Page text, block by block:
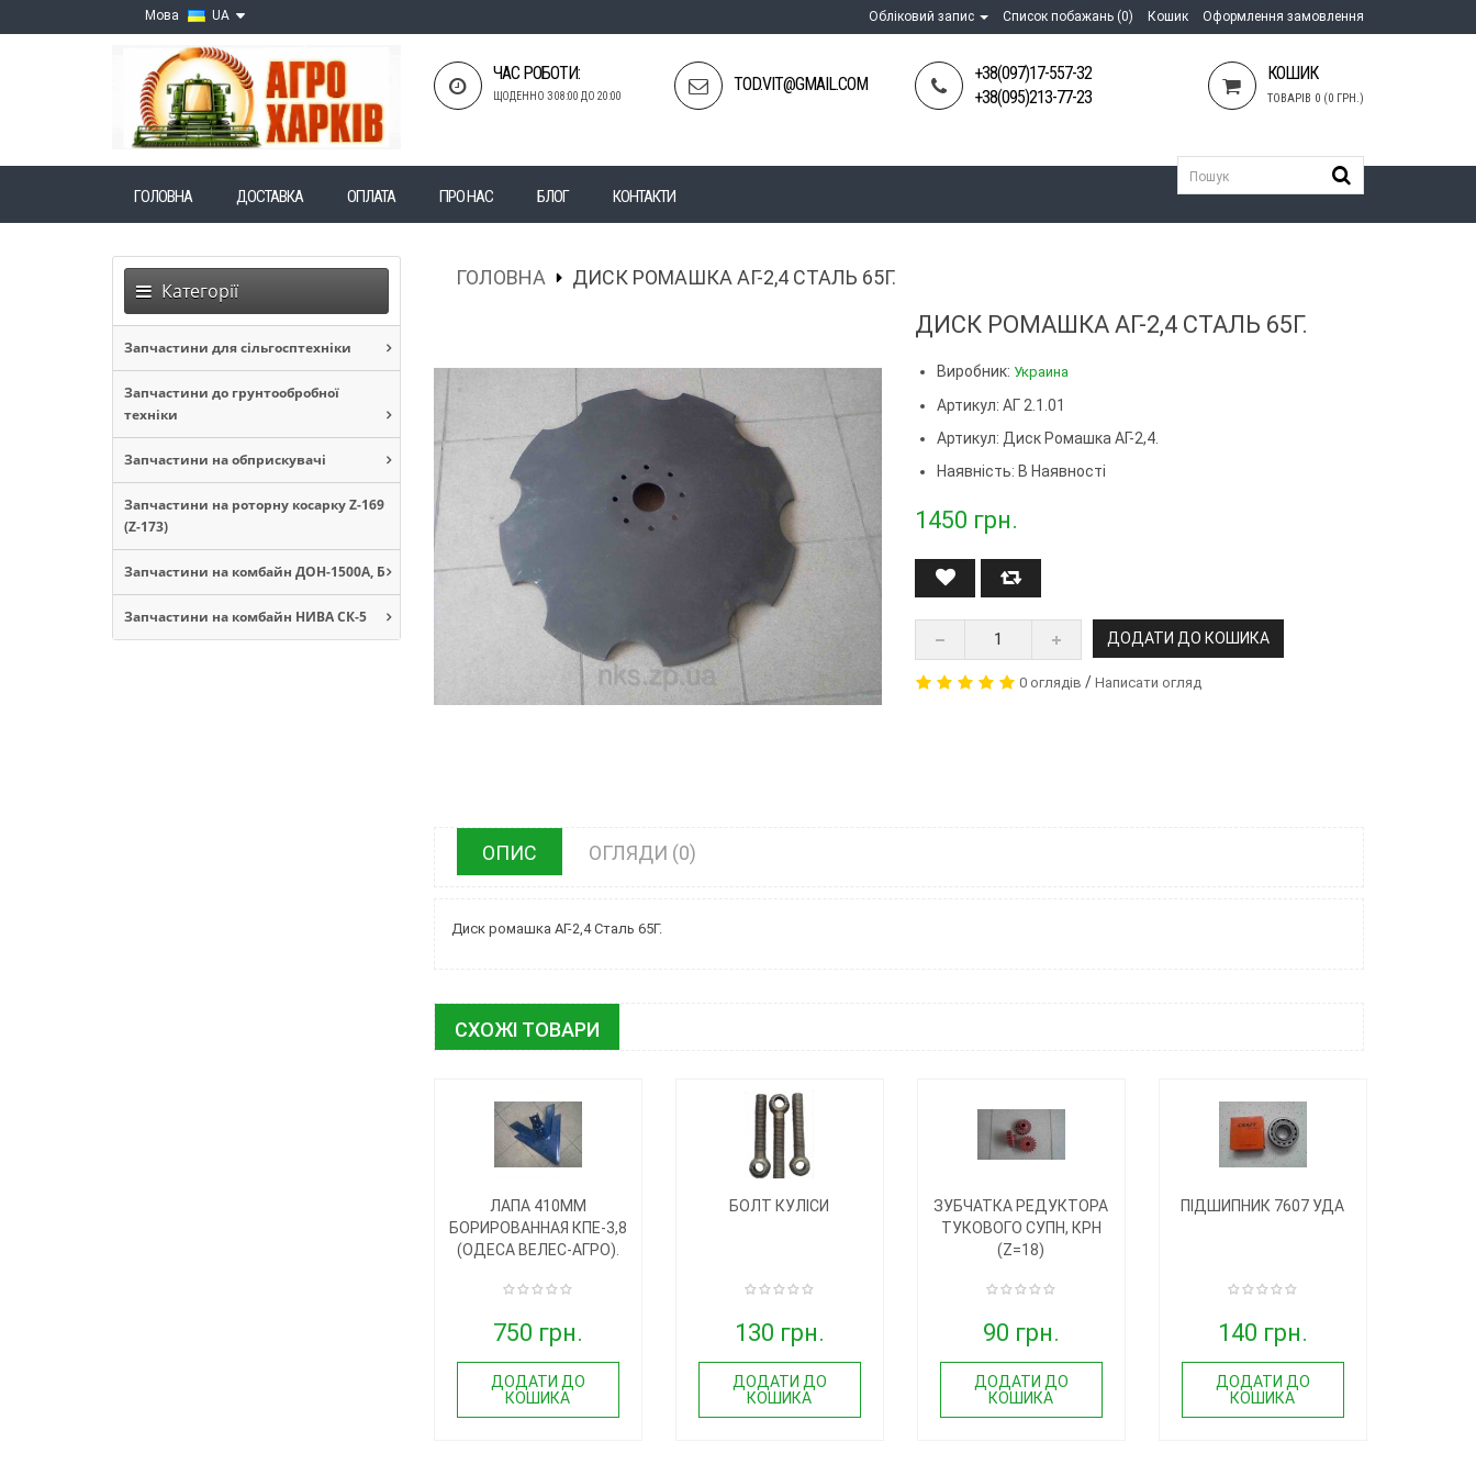
Мова UA Обліковий запис Список побажань (0) Кошик Оформлення замовлення
ЧАС РОБОТИ:
ЩОДЕННО З 08:00 ДО 20:00
TOD.VIT@GMAIL.COM
+38(097)17-557-32
+38(095)213-77-23
КОШИК
ТОВАРІВ 0 (0 ГРН.)
ГОЛОВНА ДОСТАВКА ОПЛАТА ПРО НАС БЛОГ КОНТАКТИ
Категорії
Запчастини для сільгосптехніки
Запчастини до грунтообробної
техніки
Запчастини на обприскувачі
Запчастини на роторну косарку Z-169
(Z-173)
Запчастини на комбайн ДОН-1500А, Б
Запчастини на комбайн НИВА СК-5
ГОЛОВНА ДИСК РОМАШКА АГ-2,4 СТАЛЬ 65Г.
ДИСК РОМАШКА АГ-2,4 СТАЛЬ 65Г.
Виробник: Украина
Артикул: АГ 2.1.01
Артикул: Диск Ромашка АГ-2,4.
Наявність: В Наявності
1450 грн.
ДОДАТИ ДО КОШИКА
0 оглядів /Написати огляд
ОПИС ОГЛЯДИ (0)
Диск ромашка АГ-2,4 Сталь 65Г.
СХОЖІ ТОВАРИ
ЛАПА 410ММ
БОРИРОВАННАЯ КПЕ-3,8
(ОДЕСА ВЕЛЕС-АГРО).
750 грн.
ДОДАТИ ДО
КОШИКА
БОЛТ КУЛІСИ
130 грн.
ДОДАТИ ДО
КОШИКА
ЗУБЧАТКА РЕДУКТОРА
ТУКОВОГО СУПН, КРН
(Z=18)
90 грн.
ДОДАТИ ДО
КОШИКА
ПІДШИПНИК 7607 УДА
140 грн.
ДОДАТИ ДО
КОШИКА